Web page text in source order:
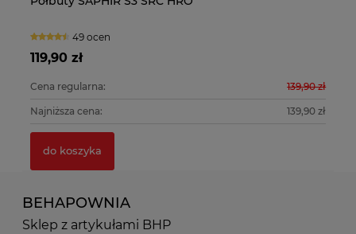
49 ocen
119,90 zł
Cena regularna: 139,90 zł
Najniższa cena: 139,90 zł
do koszyka
BEHAPOWNIA
Sklep z artykułami BHP